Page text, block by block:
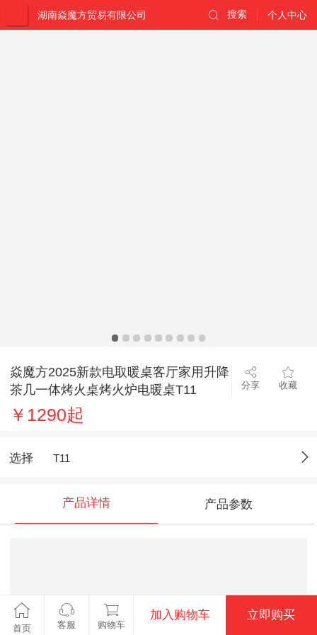
湖南焱魔方贸易有限公司 个人中心
搜索
焱魔方2025新款电取暖桌客厅家用升降
茶几一体烤火桌烤火炉电暖桌T11
分享 收藏
￥1290起
选择 T11
产品详情 产品参数
首页 客服 购物车
加入购物车 立即购买